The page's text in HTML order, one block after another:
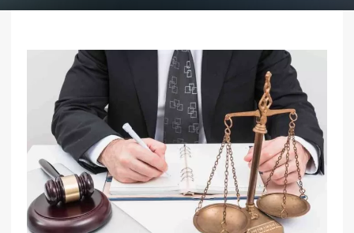
Задать вопрос
Позвонить нам
РАЗДЕЛЫ
САЙТА